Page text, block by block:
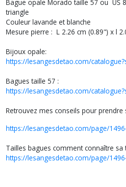
Bague opale Morado taille 57 ou US
triangle
Couleur lavande et blanche
Mesure pierre : L 2.26 cm (0.89") x l
Bijoux opale:
https://lesangesdetao.com/
Bagues taille 57 :
https://lesangesdetao.com/
Retrouvez mes conseils pour
https://lesangesdetao.com/page/
Tailles bagues comment connaître sa
https://lesangesdetao.com/page/